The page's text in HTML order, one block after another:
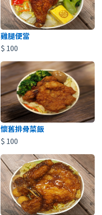
雞腿便當
$ 100
懷舊排骨菜飯
$ 100